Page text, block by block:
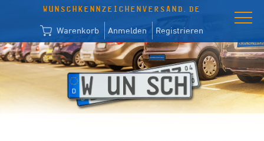
WUNSCHKENNZEICHENVERSAND.DE
Warenkorb Anmelden Registrieren